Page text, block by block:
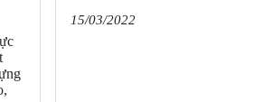
15/03/2022